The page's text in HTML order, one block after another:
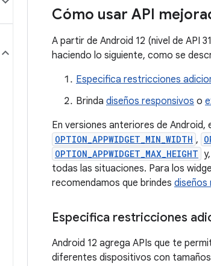
Cómo usar API
A partir de Android 12 (nivel de API
haciendo lo siguiente, como se
Especifica restricciones
Brinda diseños responsivos o
En versiones anteriores de
OPTION_APPWIDGET_MIN_WIDTH ,
OPTION_APPWIDGET_MAX_HEIGHT
todas las situaciones. Para los
recomendamos que brindes diseños
Especifica restricciones
Android 12 agrega APIs que te
diferentes dispositivos con